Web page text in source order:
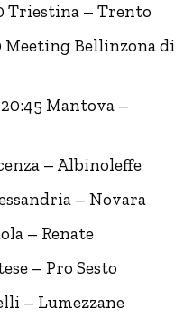
Triestina – Trento
Meeting Bellinzona di
Mantova –
– Albinoleffe
– Novara
– Renate
– Pro Sesto
– Lumezzane